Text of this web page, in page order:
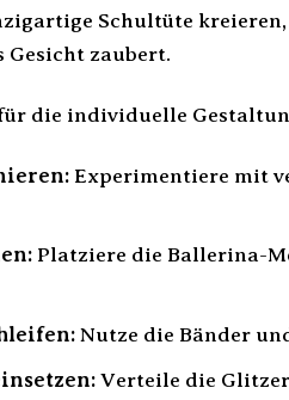
Schultüte
zaubert.
die individuelle
Experimentiere mit
Platziere die Ballerina-
Nutze die Bänder
Verteile die